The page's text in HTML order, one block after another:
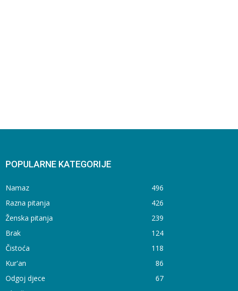
POPULARNE KATEGORIJE
Namaz
496
Razna pitanja
426
Ženska pitanja
239
Brak
124
Čistoća
118
Kur'an
86
Odgoj djece
67